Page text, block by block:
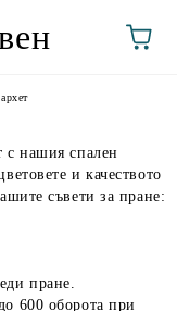
с нашия спален
и качеството
съвети за пране:
пране.
600 оборота при